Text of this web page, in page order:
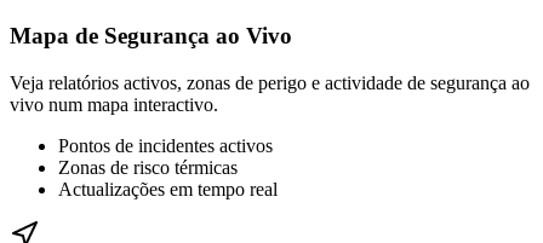
Mapa de Segurança ao Vivo
Veja relatórios activos, zonas de perigo e actividade de segurança ao
vivo num mapa interactivo.
Pontos de incidentes activos
Zonas de risco térmicas
Actualizações em tempo real